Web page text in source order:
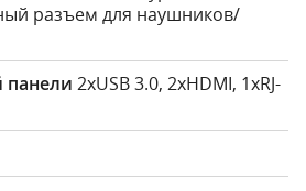
разъем для наушников/
2хUSB 3.0, 2хHDMI, 1хRJ-